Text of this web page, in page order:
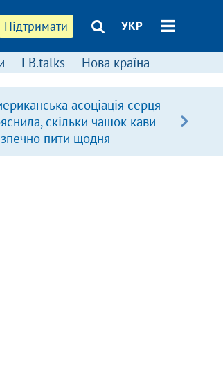
Підтримати УКР
LB.talks Нова країна
асоціація серця
скільки чашок кави
пити щодня